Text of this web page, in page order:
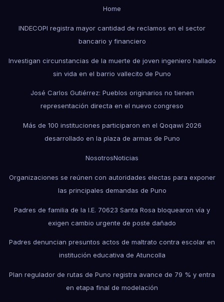
Home
INDECOPI registra mayor cantidad de reclamos en el sector
bancario y financiero
Investigan circunstancias de la muerte de joven ingeniero hallado
sin vida en el barrio vallecito de Puno
José Carlos Gutiérrez: Pueblos originarios no tienen
representación directa en el nuevo congreso
Más de 100 instituciones participaron en el Qoqawi 2026
desarrollado en la plaza de armas de Puno
NosotrosNoticias
Organizaciones se reúnen con autoridades electas para exponer
las principales demandas de Puno
Padres de familia de la I.E. 70623 Santa Rosa bloquearon vía y
exigen cambio urgente de poste dañado
Padres denuncian presuntos actos de maltrato contra escolar en
institución educativa de Atuncolla
Plan regulador de rutas de Puno registra avance de 79 % y entra
en etapa final de modelación